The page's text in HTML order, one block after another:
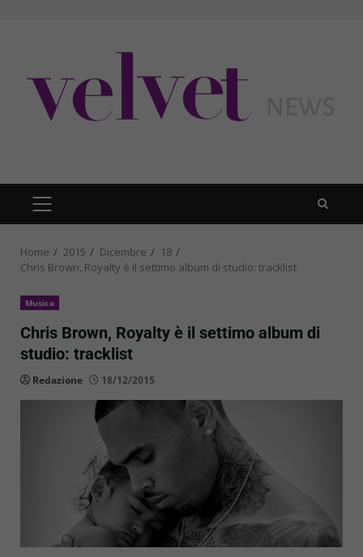
PRIMARY
MENU
Home 2015 Dicembre
18
Chris Brown, Royalty è il settimo album di studio: tracklist
Musica
Chris Brown, Royalty è il settimo album di
studio: tracklist
Redazione 18/12/2015